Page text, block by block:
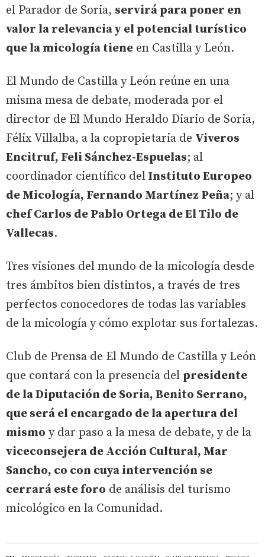
el Parador de Soria, servirá para poner en
valor la relevancia y el potencial turístico
que la micología tiene en Castilla y León.
El Mundo de Castilla y León reúne en una
misma mesa de debate, moderada por el
director de El Mundo Heraldo Diario de Soria,
Félix Villalba, a la copropietaria de Viveros
Encitruf, Feli Sánchez-Espuelas; al
coordinador científico del Instituto Europeo
de Micología, Fernando Martínez Peña; y al
chef Carlos de Pablo Ortega de El Tilo de
Vallecas.
Tres visiones del mundo de la micología desde
tres ámbitos bien distintos, a través de tres
perfectos conocedores de todas las variables
de la micología y cómo explotar sus fortalezas.
Club de Prensa de El Mundo de Castilla y León
que contará con la presencia del presidente
de la Diputación de Soria, Benito Serrano,
que será el encargado de la apertura del
mismo y dar paso a la mesa de debate, y de la
viceconsejera de Acción Cultural, Mar
Sancho, co con cuya intervención se
cerrará este foro de análisis del turismo
micológico en la Comunidad.